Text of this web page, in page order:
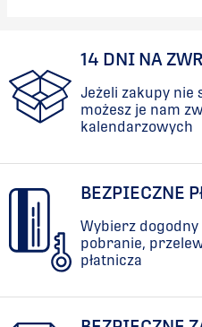
14 DNI NA
Jeżeli zakupy nie
możesz je nam
kalendarzowych
BEZPIECZNE
Wybierz dogodny
pobranie,
płatnicza